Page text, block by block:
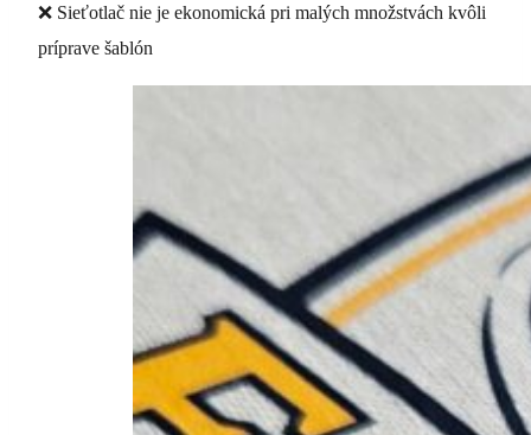
❌ Sieťotlač nie je ekonomická pri malých množstvách kvôli
príprave šablón